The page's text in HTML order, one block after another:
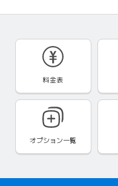
料金表
オプション一覧